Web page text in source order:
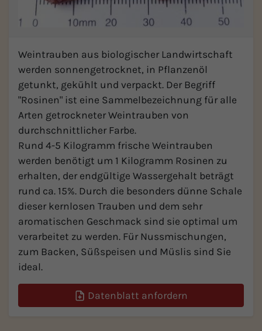
Weintrauben aus biologischer Landwirtschaft
werden sonnengetrocknet, in Pflanzenöl
getunkt, gekühlt und verpackt. Der Begriff
"Rosinen" ist eine Sammelbezeichnung für alle
Arten getrockneter Weintrauben von
durchschnittlicher Farbe.
Rund 4-5 Kilogramm frische Weintrauben
werden benötigt um 1 Kilogramm Rosinen zu
erhalten, der endgültige Wassergehalt beträgt
rund ca. 15%. Durch die besonders dünne Schale
dieser kernlosen Trauben und dem sehr
aromatischen Geschmack sind sie optimal um
verarbeitet zu werden. Für Nussmischungen,
zum Backen, Süßspeisen und Müslis sind Sie
ideal.
Datenblatt anfordern